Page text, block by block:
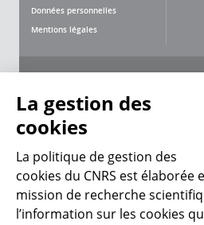
Données personnelles
Mentions légales
CNRS Le
La gestion des
cookies
La politique de gestion des
cookies du CNRS est élaborée
mission de recherche
l’information sur les cookies